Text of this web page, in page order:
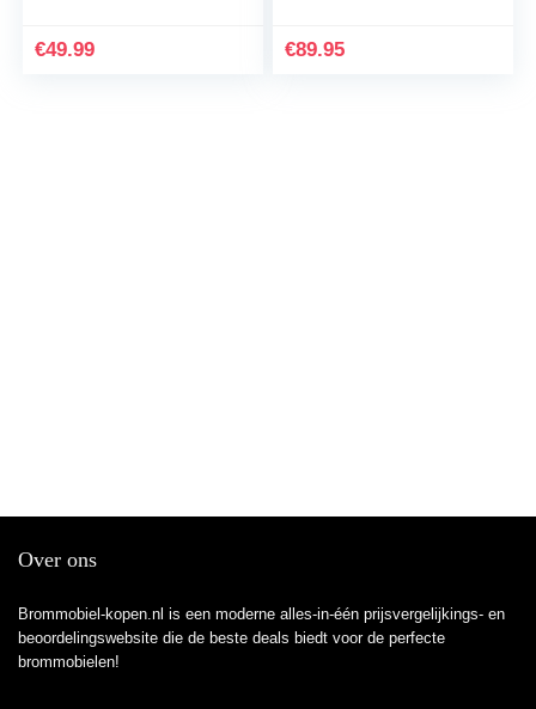
licht, eenvoudig…
€49.99 €89.95
Over ons
Brommobiel-kopen.nl is een moderne alles-in-één prijsvergelijkings- en
beoordelingswebsite die de beste deals biedt voor de perfecte
brommobielen!